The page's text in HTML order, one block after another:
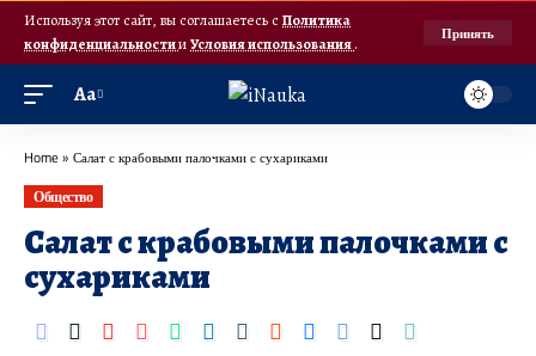
Используя этот сайт, вы соглашаетесь с Политика
конфиденциальностииУсловия использования.
Принять
Аа
Home » Салат с крабовыми палочками с сухариками
Общество
Салат с крабовыми палочками с
сухариками